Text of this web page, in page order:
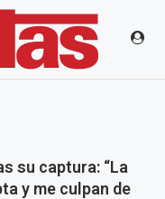
su captura: “La
y me culpan de